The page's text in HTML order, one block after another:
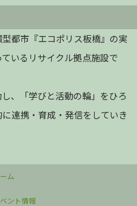
型都市『エコポリス板橋』の実
いるリサイクル拠点施設で
、「学びと活動の輪」をひろ
連携・育成・発信をしていき
ム
ント情報